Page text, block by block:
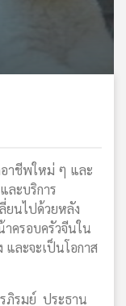
อาชีพใหม่ ๆ และ
ละบริการ
ยนไปด้วยหลัง
าครอบครัวจีนใน
และจะเป็นโอกาส
ภิรมย์ ประธาน